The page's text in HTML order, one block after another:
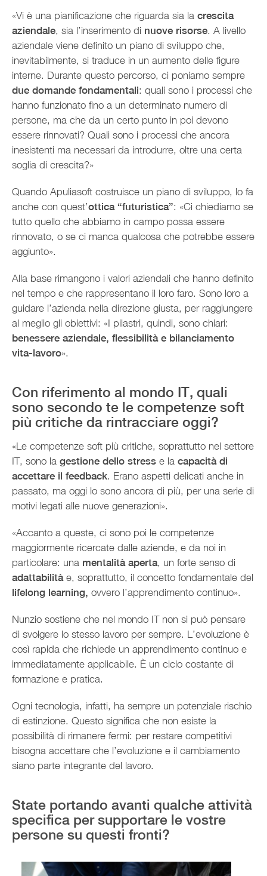
«Vi è una pianificazione che riguarda sia la crescita
aziendale, sia l’inserimento di nuove risorse. A livello
aziendale viene definito un piano di sviluppo che,
inevitabilmente, si traduce in un aumento delle figure
interne. Durante questo percorso, ci poniamo sempre
due domande fondamentali: quali sono i processi che
hanno funzionato fino a un determinato numero di
persone, ma che da un certo punto in poi devono
essere rinnovati? Quali sono i processi che ancora
inesistenti ma necessari da introdurre, oltre una certa
soglia di crescita?»
Quando Apuliasoft costruisce un piano di sviluppo, lo fa
anche con quest’ottica “futuristica”: «Ci chiediamo se
tutto quello che abbiamo in campo possa essere
rinnovato, o se ci manca qualcosa che potrebbe essere
aggiunto».
Alla base rimangono i valori aziendali che hanno definito
nel tempo e che rappresentano il loro faro. Sono loro a
guidare l’azienda nella direzione giusta, per raggiungere
al meglio gli obiettivi: «I pilastri, quindi, sono chiari:
benessere aziendale, flessibilità e bilanciamento
vita-lavoro».
Con riferimento al mondo IT, quali
sono secondo te le competenze soft
più critiche da rintracciare oggi?
«Le competenze soft più critiche, soprattutto nel settore
IT, sono la gestione dello stress e la capacità di
accettare il feedback. Erano aspetti delicati anche in
passato, ma oggi lo sono ancora di più, per una serie di
motivi legati alle nuove generazioni».
«Accanto a queste, ci sono poi le competenze
maggiormente ricercate dalle aziende, e da noi in
particolare: una mentalità aperta, un forte senso di
adattabilitàe, soprattutto, il concetto fondamentale del
lifelong learning, ovvero l’apprendimento continuo».
Nunzio sostiene che nel mondo IT non si può pensare
di svolgere lo stesso lavoro per sempre. L’evoluzione è
così rapida che richiede un apprendimento continuo e
immediatamente applicabile. È un ciclo costante di
formazione e pratica.
Ogni tecnologia, infatti, ha sempre un potenziale rischio
di estinzione. Questo significa che non esiste la
possibilità di rimanere fermi: per restare competitivi
bisogna accettare che l’evoluzione e il cambiamento
siano parte integrante del lavoro.
State portando avanti qualche attività
specifica per supportare le vostre
persone su questi fronti?